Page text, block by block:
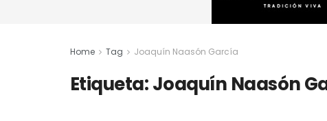
Home Tag Joaquín Naasón García
Etiqueta:Joaquín Naasón